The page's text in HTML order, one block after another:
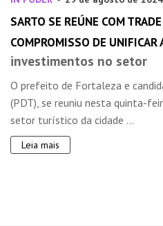
SARTO SE REÚNE COM
COMPROMISSO DE UNIFICAR
investimentos no setor
O prefeito de Fortaleza e
(PDT), se reuniu nesta quinta-
setor turístico da cidade ...
Leia mais